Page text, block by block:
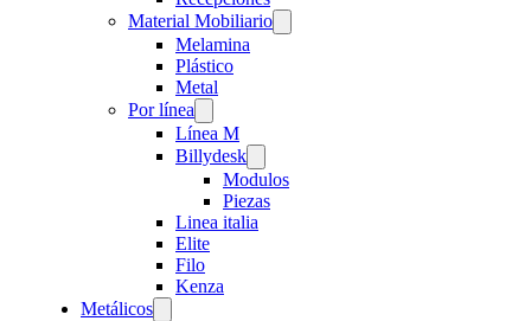
Material Mobiliario
Melamina
Plástico
Metal
Por línea
Línea M
Billydesk
Modulos
Piezas
Linea italia
Elite
Filo
Kenza
Metálicos